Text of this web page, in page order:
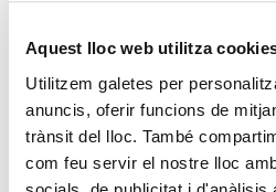
Aquest lloc web utilitza
Utilitzem galetes per
anuncis, oferir funcions de
trànsit del lloc. També
com feu servir el nostre lloc
relació entre la cosmètica i la
format digital i presentant els
pantalla, sempre, això sí, amb
l’atenció al client. Per tal de
la companyia, Werner ha
començament es va voler fer